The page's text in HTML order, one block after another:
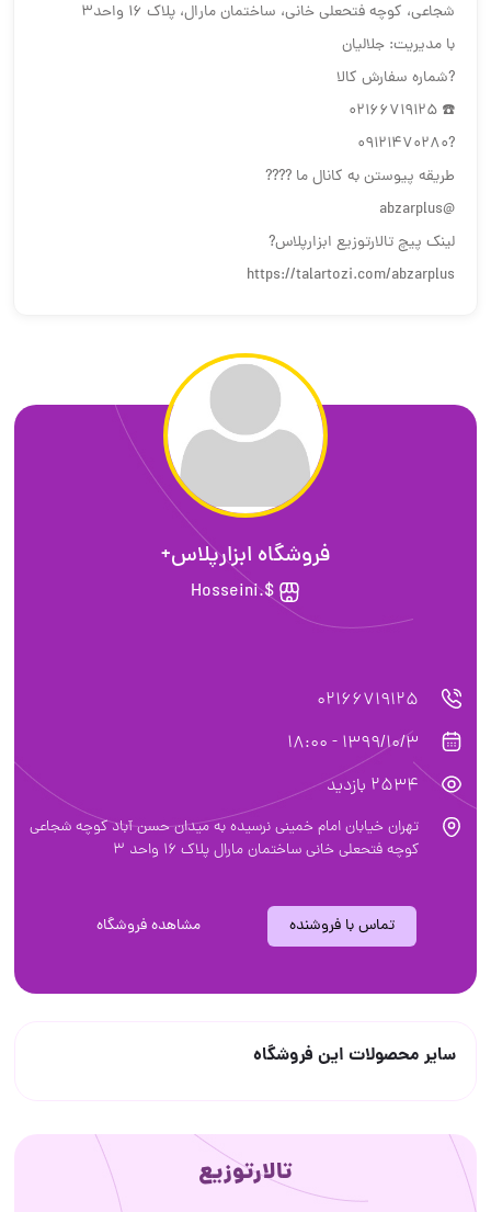
شجاعی، کوچه فتحعلی خانی، ساختمان مارال، پلاک ۱۶ واحد۳
با مدیریت: جلالیان
?شماره سفارش کالا
☎️ 02166719125
?09121470280
طریقه پیوستن به کانال ما ????
@abzarplus
لینک پیچ تالارتوزیع ابزارپلاس?
https://talartozi.com/abzarplus
فروشگاه ابزارپلاس+
$.Hosseini
02166719125
1399/10/3 - 18:00
2534 بازدید
تهران خیابان امام خمینی نرسیده به میدان حسن آباد کوچه شجاعی
کوچه فتحعلی خانی ساختمان مارال پلاک 16 واحد 3
تماس با فروشنده مشاهده فروشگاه
سایر محصولات این فروشگاه
تالارتوزیع